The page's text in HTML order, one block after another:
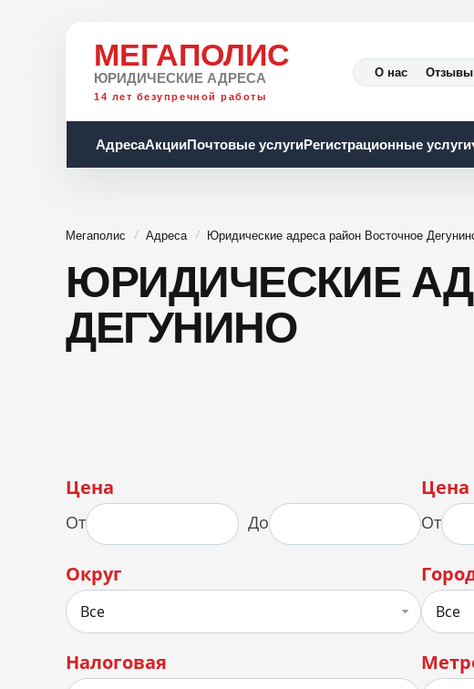
МЕГАПОЛИС
ЮРИДИЧЕСКИЕ АДРЕСА
14 лет безупречной работы
О нас Отзывы
АдресаАкцииПочтовые услугиРегистрационные услуги
Мегаполис Адреса Юридические адреса район Восточное
ЮРИДИЧЕСКИЕ
ДЕГУНИНО
Цена
От До
Цена
От
Округ
Все Все
Налоговая